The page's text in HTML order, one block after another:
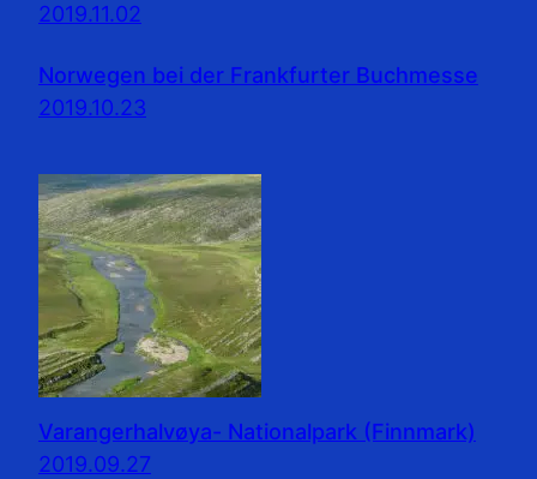
2019.11.02
Norwegen bei der Frankfurter Buchmesse
2019.10.23
Varangerhalvøya- Nationalpark (Finnmark)
2019.09.27